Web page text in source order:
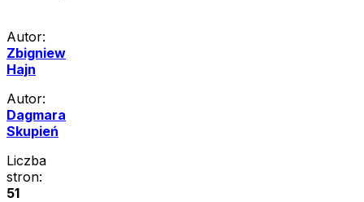
Autor:
Zbigniew
Hajn
Autor:
Dagmara
Skupień
Liczba
stron:
51